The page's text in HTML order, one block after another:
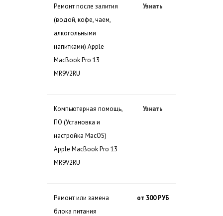
Ремонт после залития
(водой, кофе, чаем,
алкогольными
напитками) Apple
MacBook Pro 13
MR9V2RU
Узнать
Компьютерная помощь,
ПО (Установка и
настройка MacOS)
Apple MacBook Pro 13
MR9V2RU
Узнать
Ремонт или замена
блока питания
от 300 РУБ